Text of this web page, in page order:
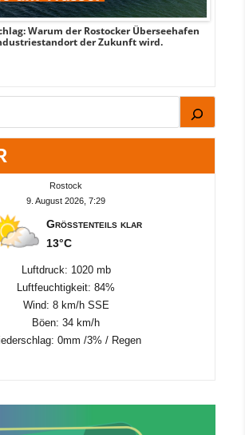
Warum der Rostocker Überseehafen
der Zukunft wird.
Rostock
9. August 2026, 7:29
Größtenteils klar
13°C
Luftdruck: 1020 mb
Luftfeuchtigkeit: 84%
Wind: 8 km/h SSE
Böen: 34 km/h
0mm /3% / Regen